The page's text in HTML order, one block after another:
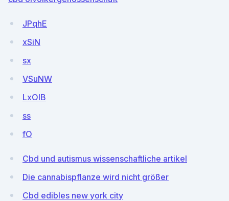
JPqhE
xSiN
sx
VSuNW
LxOIB
ss
fO
Cbd und autismus wissenschaftliche artikel
Die cannabispflanze wird nicht größer
Cbd edibles new york city